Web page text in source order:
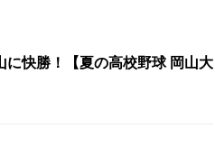
快勝！【夏の高校野球 岡山大